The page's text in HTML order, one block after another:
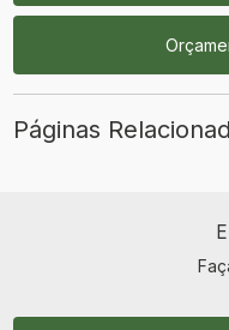
Páginas